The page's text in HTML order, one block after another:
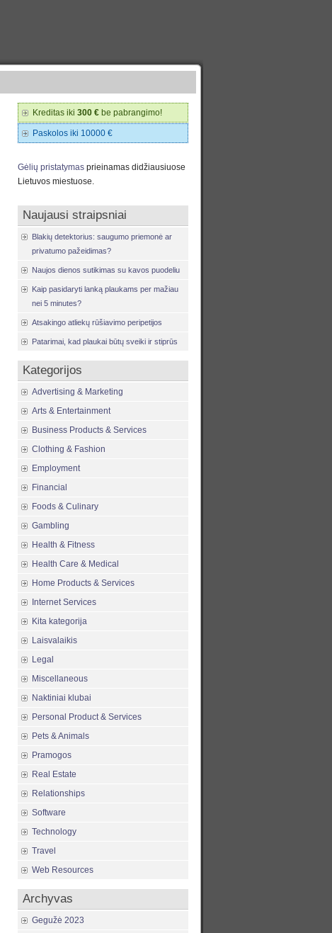
Kreditas iki 300 € be pabrangimo!
Paskolos iki 10000 €
Gėlių pristatymas prieinamas didžiausiuose
Lietuvos miestuose.
Naujausi straipsniai
Blakių detektorius: saugumo priemonė ar
privatumo pažeidimas?
Naujos dienos sutikimas su kavos puodeliu
Kaip pasidaryti lanką plaukams per mažiau
nei 5 minutes?
Atsakingo atliekų rūšiavimo peripetijos
Patarimai, kad plaukai būtų sveiki ir stiprūs
Kategorijos
Advertising & Marketing
Arts & Entertainment
Business Products & Services
Clothing & Fashion
Employment
Financial
Foods & Culinary
Gambling
Health & Fitness
Health Care & Medical
Home Products & Services
Internet Services
Kita kategorija
Laisvalaikis
Legal
Miscellaneous
Naktiniai klubai
Personal Product & Services
Pets & Animals
Pramogos
Real Estate
Relationships
Software
Technology
Travel
Web Resources
Archyvas
Gegužė 2023